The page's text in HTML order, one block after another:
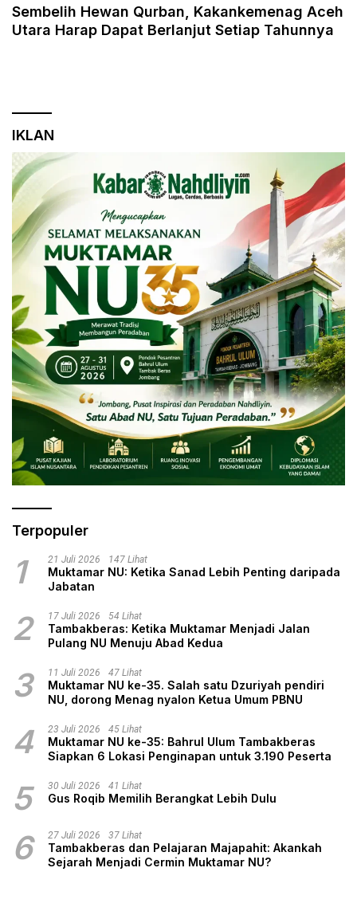
Sembelih Hewan Qurban, Kakankemenag Aceh
Utara Harap Dapat Berlanjut Setiap Tahunnya
IKLAN
Terpopuler
1 21 Juli 2026 147 Lihat
Muktamar NU: Ketika Sanad Lebih Penting daripada
Jabatan
2 17 Juli 2026 54 Lihat
Tambakberas: Ketika Muktamar Menjadi Jalan
Pulang NU Menuju Abad Kedua
3 11 Juli 2026 47 Lihat
Muktamar NU ke-35. Salah satu Dzuriyah pendiri
NU, dorong Menag nyalon Ketua Umum PBNU
4 23 Juli 2026 45 Lihat
Muktamar NU ke-35: Bahrul Ulum Tambakberas
Siapkan 6 Lokasi Penginapan untuk 3.190 Peserta
5 30 Juli 2026 41 Lihat
Gus Roqib Memilih Berangkat Lebih Dulu
6 27 Juli 2026 37 Lihat
Tambakberas dan Pelajaran Majapahit: Akankah
Sejarah Menjadi Cermin Muktamar NU?